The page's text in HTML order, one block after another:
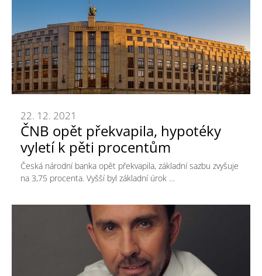
ČNB opět překvapila, hypotéky
vyletí k pěti procentům
22. 12. 2021
Česká národní banka opět překvapila, základní sazbu zvyšuje
na 3,75 procenta. Vyšší byl základní úrok …